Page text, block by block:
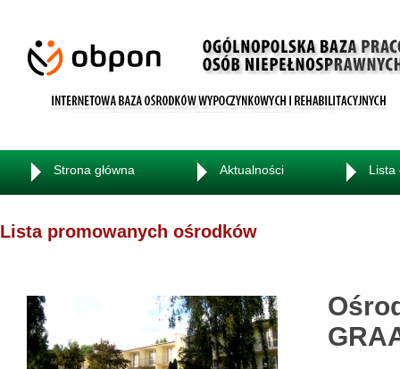
Strona główna Aktualności Lista
Lista promowanych ośrodków